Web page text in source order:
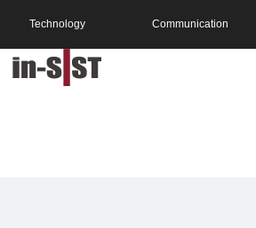
Technology Communication